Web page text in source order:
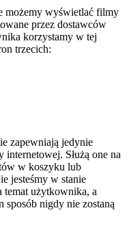
możemy wyświetlać filmy
przez dostawców
korzystamy w tej
trzecich:
zapewniają jedynie
Służą one na
w koszyku lub
jesteśmy w stanie
użytkownika, a
sposób nigdy nie zostaną